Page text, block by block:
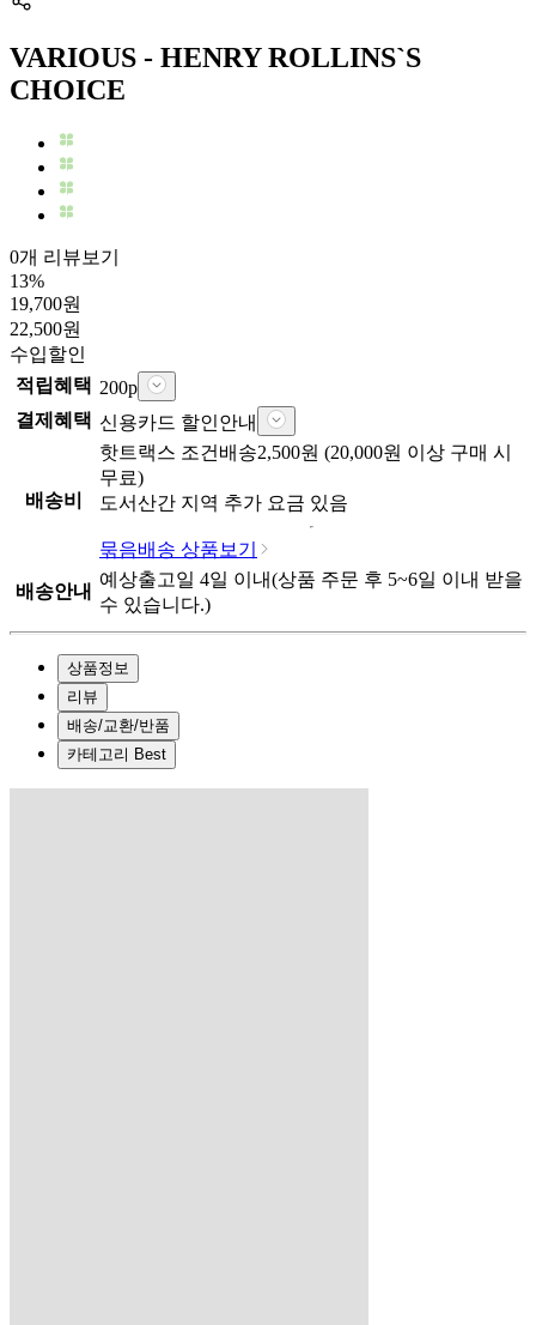
VARIOUS - HENRY ROLLINS`S
CHOICE
0개 리뷰보기
13%
19,700원
22,500원
수입할인
적립혜택 200p
결제혜택 신용카드 할인안내
배송비
핫트랙스 조건배송2,500원 (20,000원 이상 구매 시
무료)
도서산간 지역 추가 요금 있음
묶음배송 상품보기
배송안내
예상출고일 4일 이내(상품 주문 후 5~6일 이내 받을
수 있습니다.)
상품정보
리뷰
배송/교환/반품
카테고리 Best